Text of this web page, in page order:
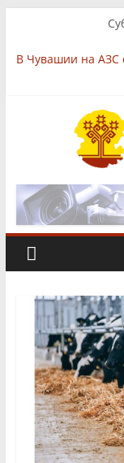
content
В Чувашии на АЗС
Бизнес-парк
Фермер из
африканского сома
«Юнител
производство в
и
Новости